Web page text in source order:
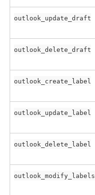
outlook_update_draft
outlook_delete_draft
outlook_create_label
outlook_update_label
outlook_delete_label
outlook_modify_labels